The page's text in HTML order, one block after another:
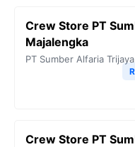
Crew Store PT
Majalengka
PT Sumber Alfaria
Crew Store PT